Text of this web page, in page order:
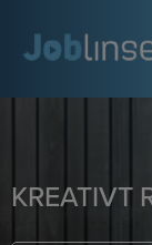
indholdet
KREATIVT